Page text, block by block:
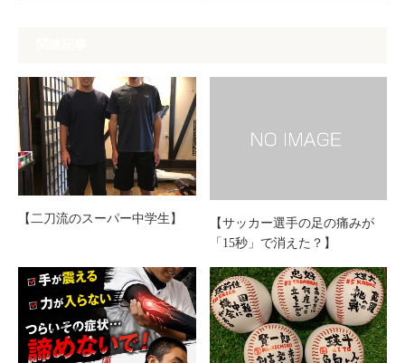
【二刀流のスーパー中学生】
【サッカー選手の足の痛みが
「15秒」で消えた？】